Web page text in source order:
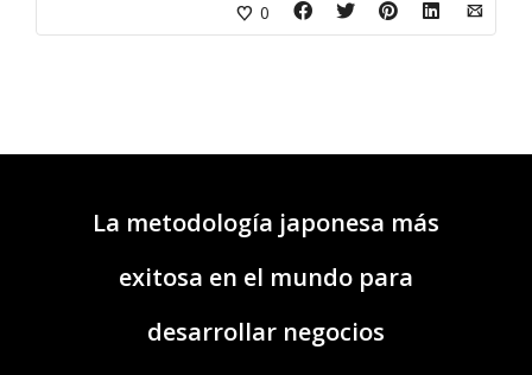
0
La metodología japonesa más
exitosa en el mundo para
desarrollar negocios